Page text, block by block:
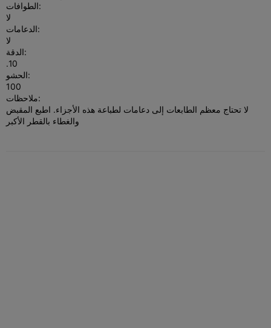
الطوافات:
لا
الدعامات:
لا
الدقة:
.10
الحشو:
100
ملاحظات:
لا تحتاج معظم الطابعات إلى دعامات لطباعة هذه الأجزاء. اطبع المقبض
والغطاء بالقطر الأكبر